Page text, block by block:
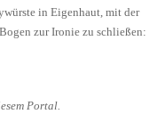
in Eigenhaut, mit der
zur Ironie zu schließen:
Portal.